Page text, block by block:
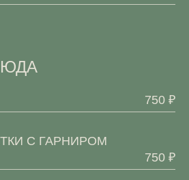
750 ₽
С ГАРНИРОМ
750 ₽